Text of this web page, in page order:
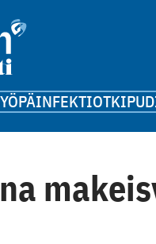
INFEKTIOTKIPU